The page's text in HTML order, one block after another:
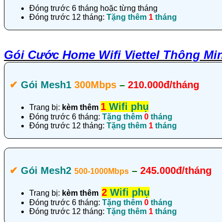
Đóng trước 6 tháng hoặc từng tháng
Đóng trước 12 tháng: Tặng thêm 1 tháng
Gói Cước Home Wifi Viettel Thông
✔‎ Gói Mesh1 300Mbps – 210.000đ/tháng
Trang bị: kèm thêm 1 Wifi phụ
Đóng trước 6 tháng: Tặng thêm 0 tháng
Đóng trước 12 tháng: Tặng thêm 1 tháng
✔‎ Gói Mesh2 500-1000Mbps – 245.000đ/tháng
Trang bị: kèm thêm 2 Wifi phụ
Đóng trước 6 tháng: Tặng thêm 0 tháng
Đóng trước 12 tháng: Tặng thêm 1 tháng